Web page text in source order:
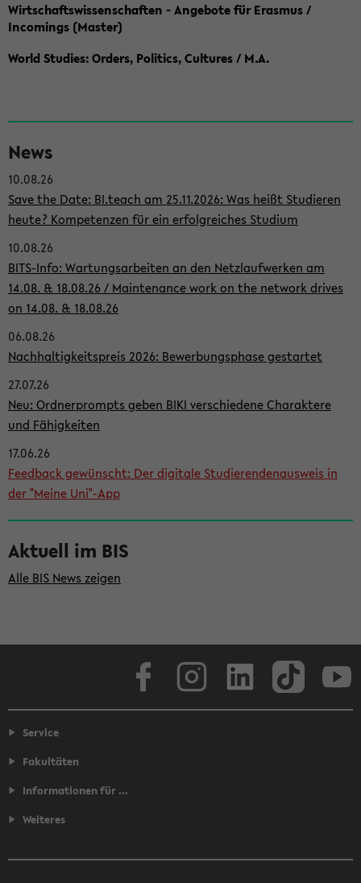
Wirtschaftswissenschaften - Angebote für Erasmus /
Incomings (Master)
World Studies: Orders, Politics, Cultures / M.A.
e
i
t
e
n
l
e
i
s
t
e
News
10.08.26
Save the Date: BI.teach am 25.11.2026: Was heißt Studieren
heute? Kompetenzen für ein erfolgreiches Studium
10.08.26
BITS-Info: Wartungsarbeiten an den Netzlaufwerken am
14.08. & 18.08.26 / Maintenance work on the network drives
on 14.08. & 18.08.26
06.08.26
Nachhaltigkeitspreis 2026: Bewerbungsphase gestartet
27.07.26
Neu: Ordnerprompts geben BIKI verschiedene Charaktere
und Fähigkeiten
17.06.26
Feedback gewünscht: Der digitale Studierendenausweis in
der "Meine Uni"-App
Aktuell im BIS
Alle BIS News zeigen
Service
Fakultäten
Informationen für ...
Weiteres